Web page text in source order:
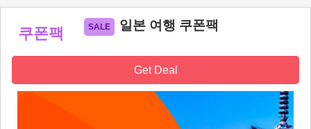
쿠폰팩 일본 여행 쿠폰팩
Get Deal